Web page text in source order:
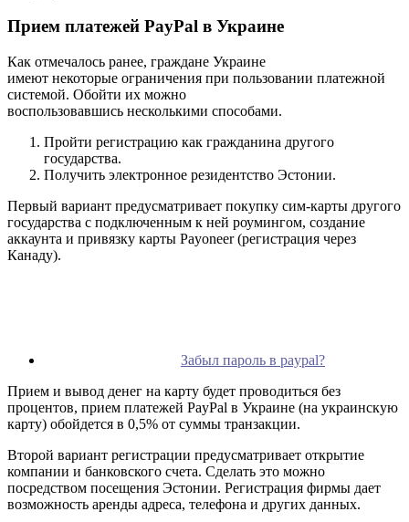
Прием платежей PayPal в Украине
Как отмечалось ранее, граждане Украине
имеют некоторые ограничения при пользовании платежной
системой. Обойти их можно
воспользовавшись несколькими способами.
Пройти регистрацию как гражданина другого
государства.
Получить электронное резидентство Эстонии.
Первый вариант предусматривает покупку сим-карты другого
государства с подключенным к ней роумингом, создание
аккаунта и привязку карты Payoneer (регистрация через
Канаду).
Забыл пароль в paypal?
Прием и вывод денег на карту будет проводиться без
процентов, прием платежей PayPal в Украине (на украинскую
карту) обойдется в 0,5% от суммы транзакции.
Второй вариант регистрации предусматривает открытие
компании и банковского счета. Сделать это можно
посредством посещения Эстонии. Регистрация фирмы дает
возможность аренды адреса, телефона и других данных.